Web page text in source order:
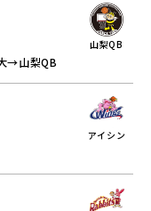
山梨QB
→山梨QB
アイシン